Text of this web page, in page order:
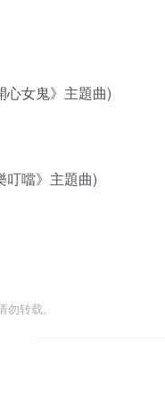
心女鬼》主題曲)
叮噹》主題曲)
转载。